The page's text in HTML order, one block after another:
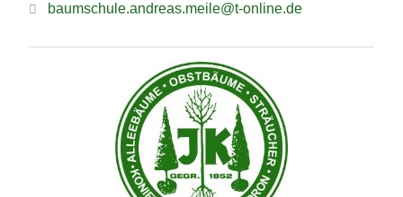
baumschule.andreas.meile@t-online.de